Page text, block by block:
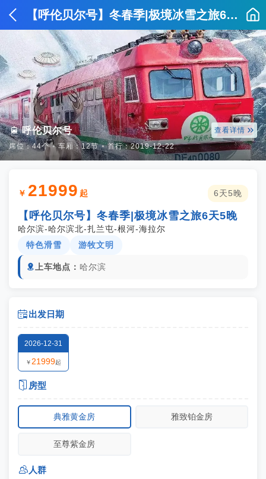
【呼伦贝尔号】冬春季|极境冰雪之旅6天5晚
 呼伦贝尔号 查看详情 
席位：44个 ⦁ 车厢：12节 ⦁ 首行：2019-12-22
￥ 21999 起 6天5晚
【呼伦贝尔号】冬春季|极境冰雪之旅6天5晚
哈尔滨-哈尔滨北-扎兰屯-根河-海拉尔
特色滑雪
游牧文明
 上车地点： 哈尔滨
出发日期
2026-12-31
￥ 21999起
 房型
典雅黄金房 雅致铂金房
至尊紫金房
 人群